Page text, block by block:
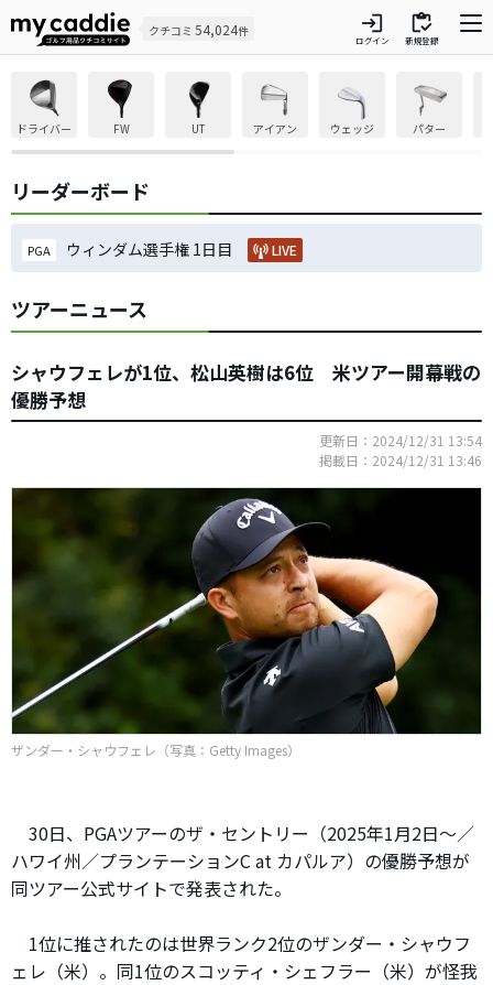
クチコミ 54,024件 login
ログイン
inventory
新規登録
ドライバー FW UT アイアン ウェッジ パター
リーダーボード
PGA ウィンダム選手権 1日目 LIVE
ツアーニュース
シャウフェレが1位、松山英樹は6位 米ツアー開幕戦の
優勝予想
更新日：2024/12/31 13:54
掲載日：2024/12/31 13:46
ザンダー・シャウフェレ（写真：Getty Images）
30日、PGAツアーのザ・セントリー（2025年1月2日～／
ハワイ州／プランテーションC at カパルア）の優勝予想が
同ツアー公式サイトで発表された。
1位に推されたのは世界ランク2位のザンダー・シャウフ
ェレ（米）。同1位のスコッティ・シェフラー（米）が怪我